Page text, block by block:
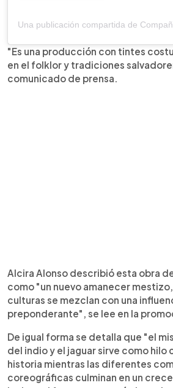
"Es una producción con tintes
en el folklor y tradiciones
comunicado de prensa.
Alcira Alonso describió esta obra
como "un nuevo amanecer
culturas se mezclan con una
preponderante", se lee en la
De igual forma se detalla que "el
del indio y el jaguar sirve como hilo
historia mientras las diferentes
coreográficas culminan en un